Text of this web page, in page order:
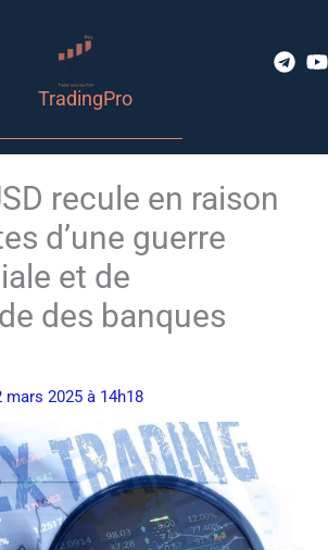
TradingPro
recule en raison
d’une guerre
et de
des banques
mars 2025 à 14h18